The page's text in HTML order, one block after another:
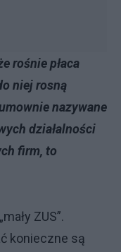
rośnie płaca
niej rosną
nazywane
działalności
firm, to
ZUS”.
konieczne są